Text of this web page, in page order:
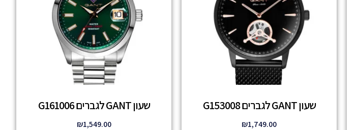
שעון GANT לגברים G153008
₪1,749.00
שעון GANT לגברים G161006
₪1,549.00